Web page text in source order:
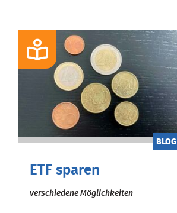
BLOG
ETF sparen
verschiedene Möglichkeiten